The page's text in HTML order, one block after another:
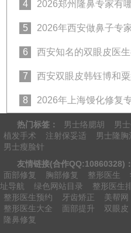
4
5
6
7
8
热门标签： 男士络腮胡 男
植发手术
注射保妥适 男士隆胸
男士瘦脸针
友情链接(合作QQ:10860328)：
面部修复
胸部修复 整形医生
址导航
绿色网站目录 整形医生
整形医生预约
牙齿矫正 美帮网
整形医生大全
面部提升 双眼皮
隆鼻修复